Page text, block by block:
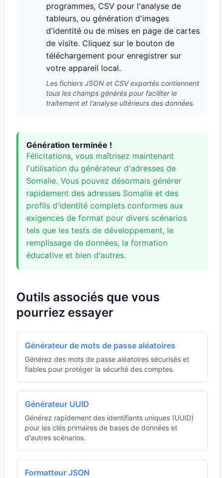
programmes, CSV pour l'analyse de
tableurs, ou génération d'images
d'identité ou de mises en page de cartes
de visite. Cliquez sur le bouton de
téléchargement pour enregistrer sur
votre appareil local.
Les fichiers JSON et CSV exportés contiennent
tous les champs générés pour faciliter le
traitement et l'analyse ultérieurs des données.
Génération terminée !
Félicitations, vous maîtrisez maintenant
l'utilisation du générateur d'adresses de
Somalie. Vous pouvez désormais générer
rapidement des adresses Somalie et des
profils d'identité complets conformes aux
exigences de format pour divers scénarios
tels que les tests de développement, le
remplissage de données, la formation
éducative et bien d'autres.
Outils associés que vous
pourriez essayer
Générateur de mots de passe aléatoires
Générez des mots de passe aléatoires sécurisés et
fiables pour protéger la sécurité des comptes.
Générateur UUID
Générez rapidement des identifiants uniques (UUID)
pour les clés primaires de bases de données et
d'autres scénarios.
Formatteur JSON